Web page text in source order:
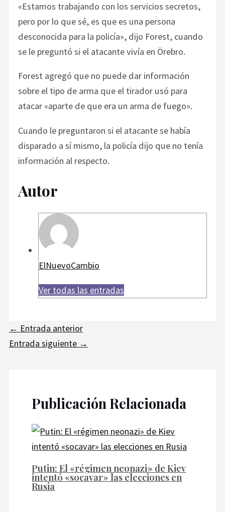
«Estamos trabajando con los servicios secretos,
pero por lo que sé, es que es una persona
desconocida para la policía», dijo Forest, cuando
se le preguntó si el atacante vivía en Örebro.
Forest agregó que no puede dar información
sobre el tipo de arma que el tirador usó para
atacar «aparte de que era un arma de fuego».
Cuando le preguntaron si el atacante se había
disparado a sí mismo, la policía dijo que no tenía
información al respecto.
Autor
ElNuevoCambio
Ver todas las entradas
← Entrada anterior
Entrada siguiente →
Publicación Relacionada
Putin: El «régimen neonazi» de Kiev
intentó «socavar» las elecciones en
Rusia